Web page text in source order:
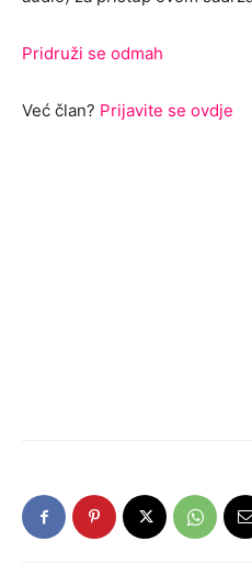
Pridruži se odmah
Već član? Prijavite se ovdje